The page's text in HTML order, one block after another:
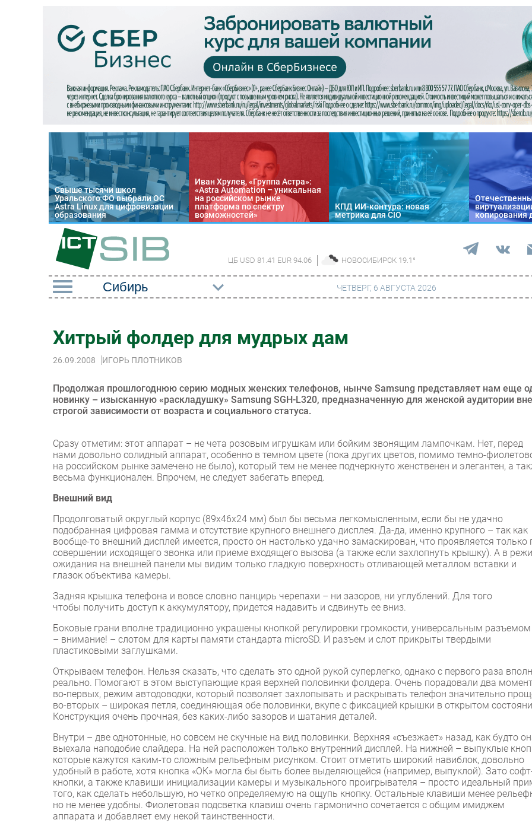
Свыше тысячи школ
Уральского ФО выбрали ОС
Astra Linux для цифровизации
образования
Иван Хрулев, «Группа Астра»:
«Astra Automation – уникальная
на российском рынке
платформа по спектру
возможностей»
КПД ИИ-контура: новая
метрика для CIO
копирования
ЦБ USD 81.41 EUR 94.06 НОВОСИБИРСК 19.1 °
Импорто­замещение
Автоматизация
Интернет
Фиксированная связь
Интеграция
Рынок ПК
Маркетинг
Оборудование
ПО
Кадры
Регулирование
Безопасность
Инновации
Гаджеты
Здоровье
ЧЕТВЕРГ, 6 АВГУСТА 2026
Хитрый фолдер для мудрых дам
26.09.2008 ИГОРЬ ПЛОТНИКОВ
Продолжая прошлогоднюю серию модных женских телефонов, нынче Samsung представляет нам еще
новинку – изысканную «раскладушку» Samsung SGH-L320, предназначенную для женской аудитории вне
строгой зависимости от возраста и социального статуса.
Сразу отметим: этот аппарат – не чета розовым игрушкам или бойким звонящим лампочкам. Нет, перед
нами довольно солидный аппарат, особенно в темном цвете (пока других цветов, помимо темно-
на российском рынке замечено не было), который тем не менее подчеркнуто женственен и элегантен, а
весьма функционален. Впрочем, не следует забегать вперед.
Внешний вид
Продолговатый округлый корпус (89x46x24 мм) был бы весьма легкомысленным, если бы не удачно
подобранная цифровая гамма и отсутствие крупного внешнего дисплея. Да-да, именно крупного – так как
вообще-то внешний дисплей имеется, просто он настолько удачно замаскирован, что проявляется только
совершении исходящего звонка или приеме входящего вызова (а также если захлопнуть крышку). А в
ожидания на внешней панели мы видим только гладкую поверхность отливающей металлом вставки и
глазок объектива камеры.
Задняя крышка телефона и вовсе словно панцирь черепахи – ни зазоров, ни углублений. Для того
чтобы получить доступ к аккумулятору, придется надавить и сдвинуть ее вниз.
Боковые грани вполне традиционно украшены кнопкой регулировки громкости, универсальным разъемом
– внимание! – слотом для карты памяти стандарта microSD. И разъем и слот прикрыты твердыми
пластиковыми заглушками.
Открываем телефон. Нельзя сказать, что сделать это одной рукой суперлегко, однако с первого раза
реально. Помогают в этом выступающие края верхней половинки фолдера. Очень порадовали два
во-первых, режим автодоводки, который позволяет захлопывать и раскрывать телефон значительно
во-вторых – широкая петля, соединяющая обе половинки, вкупе с фиксацией крышки в открытом
Конструкция очень прочная, без каких-либо зазоров и шатания деталей.
Внутри – две однотонные, но совсем не скучные на вид половинки. Верхняя «съезжает» назад, как будто
выехала наподобие слайдера. На ней расположен только внутренний дисплей. На нижней – выпуклые
которые кажутся каким-то сложным рельефным рисунком. Стоит отметить широкий навиблок, довольно
удобный в работе, хотя кнопка «ОК» могла бы быть более выделяющейся (например, выпуклой). Зато
кнопки, а также клавиши инициализации камеры и музыкального проигрывателя – просто идеальный
того, как сделать небольшую, но четко определяемую на ощупь кнопку. Остальные клавиши менее
но не менее удобны. Фиолетовая подсветка клавиш очень гармонично сочетается с общим имиджем
аппарата и добавляет ему некой таинственности.